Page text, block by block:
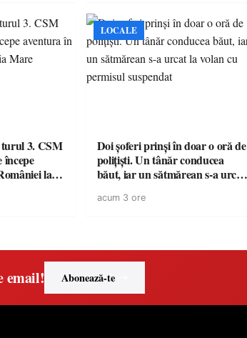
3. CSM
la
LOCALE
Doi șoferi prinși în doar o oră de
polițiști. Un tânăr conducea
băut, iar un sătmărean s-a urcat
acum 3 ore
email! Abonează-te